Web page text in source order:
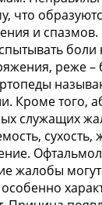
что
и спазмов.
реже –
Кроме того,
служащих
сухость,
жалобы